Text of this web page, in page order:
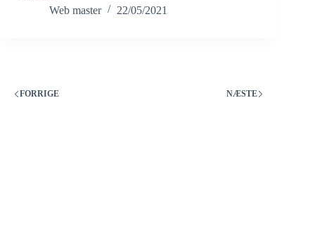
Web master
22/05/2021
FORRIGE NÆSTE